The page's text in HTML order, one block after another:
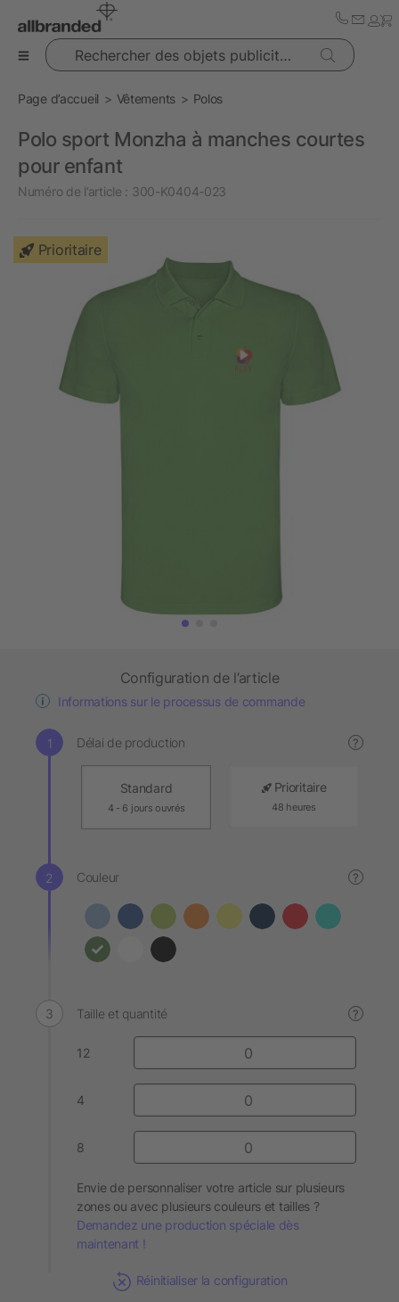
Rechercher des objets publicitaires
Page d’accueil Vêtements Polos
Polo sport Monzha à manches courtes
pour enfant
Numéro de l’article : 300-K0404-023
Prioritaire
Configuration de l’article
Informations sur le processus de commande
Délai de production ?
Standard
4 - 6 jours ouvrés
Prioritaire
48 heures
Couleur ?
Taille et quantité ?
12
4
8
Envie de personnaliser votre article sur plusieurs
zones ou avec plusieurs couleurs et tailles ?
Demandez une production spéciale dès
maintenant !
Réinitialiser la configuration